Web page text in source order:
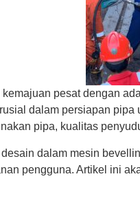
pesat dengan
dalam persiapan
pipa, kualitas
dalam mesin
pengguna. Artikel ini